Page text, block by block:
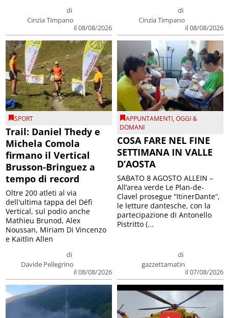
di
Cinzia Timpano
il 08/08/2026
di
Cinzia Timpano
il 08/08/2026
SPORT
Trail: Daniel Thedy e
Michela Comola
firmano il Vertical
Brusson-Bringuez a
tempo di record
di
Davide Pellegrino
il 08/08/2026
Oltre 200 atleti al via
dell'ultima tappa del Défì
Vertical, sul podio anche
Mathieu Brunod, Alex
Noussan, Miriam Di Vincenzo
e Kaitlin Allen
APPUNTAMENTI,OGGI &
DOMANI
COSA FARE NEL FINE
SETTIMANA IN VALLE
D’AOSTA
di
gazzettamatin
il 07/08/2026
SABATO 8 AGOSTO ALLEIN –
All’area verde Le Plan-de-
Clavel prosegue “ItinerDante”,
le letture dantesche, con la
partecipazione di Antonello
Pistritto (...